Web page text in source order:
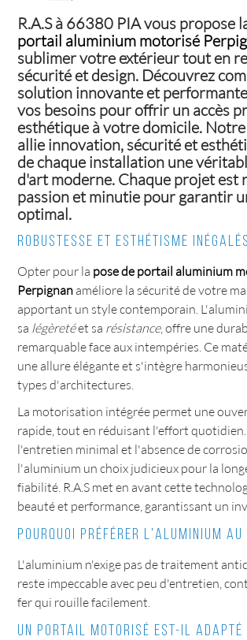
R.A.S à 66380 PIA vous propose
portail aluminium motorisé
sublimer votre extérieur tout en
sécurité et design. Découvrez
solution innovante et
vos besoins pour offrir un accès
esthétique à votre domicile.
allie innovation, sécurité et
de chaque installation une
d'art moderne. Chaque projet est
passion et minutie pour garantir
optimal.
Robustesse et esthétisme inégalés
Opter pour la pose de portail aluminium
Perpignan améliore la sécurité de votre
apportant un style contemporain.
sa légèretéet sa résistance, offre une
remarquable face aux intempéries. Ce
une allure élégante et s'intègre
types d'architectures.
La motorisation intégrée permet une
rapide, tout en réduisant l'effort quotidien.
l'entretien minimal et l'absence de
l'aluminium un choix judicieux pour la
fiabilité. R.A.S met en avant cette
beauté et performance, garantissant un
Pourquoi préférer l'aluminium au
L'aluminium n'exige pas de traitement
reste impeccable avec peu d'entretien,
fer qui rouille facilement.
Un portail motorisé est-il adapté